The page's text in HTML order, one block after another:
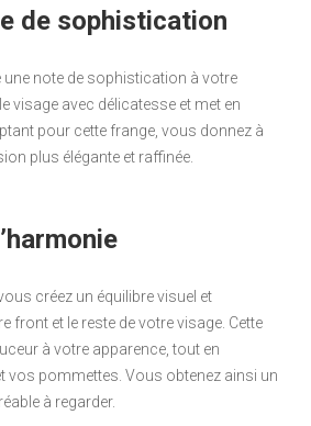
de sophistication
une note de sophistication à votre
visage avec délicatesse et met en
pour cette frange, vous donnez à
plus élégante et raffinée.
créez un équilibre visuel et
front et le reste de votre visage. Cette
à votre apparence, tout en
vos pommettes. Vous obtenez ainsi un
à regarder.